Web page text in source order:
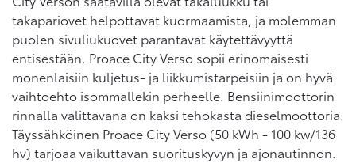
takapariovet helpottavat kuormaamista, ja molemman
puolen sivuliukuovet parantavat käytettävyyttä
entisestään. Proace City Verso sopii erinomaisesti
monenlaisiin kuljetus- ja liikkumistarpeisiin ja on hyvä
vaihtoehto isommallekin perheelle. Bensiinimoottorin
rinnalla valittavana on kaksi tehokasta dieselmoottoria.
Täyssähköinen Proace City Verso (50 kWh - 100 kw/136
hv) tarjoaa vaikuttavan suorituskyvyn ja ajonautinnon.